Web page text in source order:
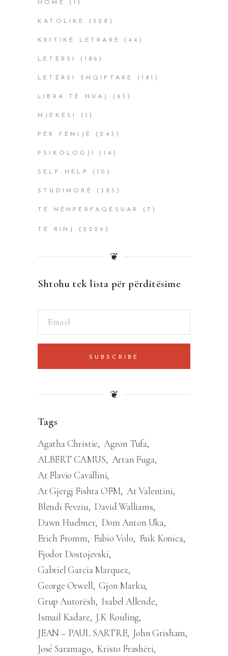
HOME (1)
KATOLIKË (328)
KRITIKË LETRARE (44)
LETËRSI (186)
LETËRSI SHQIPTARE (181)
LIBRA TË HUAJ (63)
MJEKËSI (1)
PËR FËMIJË (243)
PSIKOLOGJI (14)
SELF-HELP (10)
STUDIMORË (385)
TË NËNPËRFAQËSUAR (7)
TË RINJ (2229)
❦
Shtohu tek lista për përditësime
SUBSCRIBE
❦
Tags
Agatha Christie Agron Tufa
ALBERT CAMUS Artan Fuga
At Flavio Cavallini
At Gjergj Fishta OFM At Valentini
Blendi Fevziu David Walliams
Dawn Huebner Dom Anton Uka
Erich Fromm
Fabio Volo
Faik Konica
Fjodor Dostojevski
Gabriel Garcia Marquez
George Orwell Gjon Marku
Grup Autorësh Isabel Allende
Ismail Kadare J.K Rouling
JEAN – PAUL SARTRE John Grisham
José Saramago Kristo Frashëri